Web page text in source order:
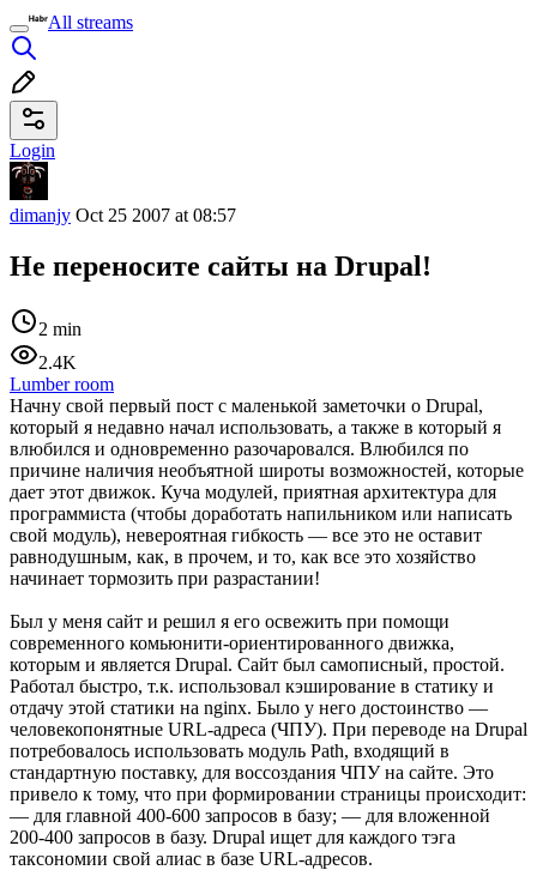
All streams
Login
dimanjy Oct 25 2007 at 08:57
Не переносите сайты на Drupal!
2 min
2.4K
Lumber room
Начну свой первый пост с маленькой заметочки о Drupal,
который я недавно начал использовать, а также в который я
влюбился и одновременно разочаровался. Влюбился по
причине наличия необъятной широты возможностей, которые
дает этот движок. Куча модулей, приятная архитектура для
программиста (чтобы доработать напильником или написать
свой модуль), невероятная гибкость — все это не оставит
равнодушным, как, в прочем, и то, как все это хозяйство
начинает тормозить при разрастании!
Был у меня сайт и решил я его освежить при помощи
современного комьюнити-ориентированного движка,
которым и является Drupal. Сайт был самописный, простой.
Работал быстро, т.к. использовал кэширование в статику и
отдачу этой статики на nginx. Было у него достоинство —
человекопонятные URL-адреса (ЧПУ). При переводе на Drupal
потребовалось использовать модуль Path, входящий в
стандартную поставку, для воссоздания ЧПУ на сайте. Это
привело к тому, что при формировании страницы происходит:
— для главной 400-600 запросов в базу; — для вложенной
200-400 запросов в базу. Drupal ищет для каждого тэга
таксономии свой алиас в базе URL-адресов.